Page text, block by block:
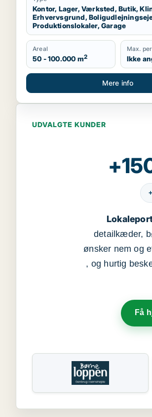
Kontor, Lager, Værksted, Butik,
Erhvervsgrund,
Produktionslokaler, Garage
Areal
50 - 100.000 m2
Max.
Ikke
Mere info
UDVALGTE KUNDER
detailkæder,
ønsker nem og
, og hurtig
Få